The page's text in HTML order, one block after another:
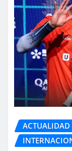
ACTUALIDAD